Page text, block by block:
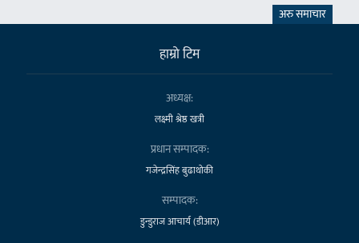
अरु समाचार
हाम्राे टिम
अध्यक्ष:
लक्ष्मी श्रेष्ठ खत्री
प्रधान सम्पादक:
गजेन्द्रसिंह बुढाथोकी
सम्पादक:
डुन्डुराज आचार्य (डीआर)